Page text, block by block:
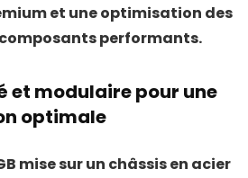
et une optimisation des
performants.
et modulaire pour une
optimale
mise sur un châssis en acier